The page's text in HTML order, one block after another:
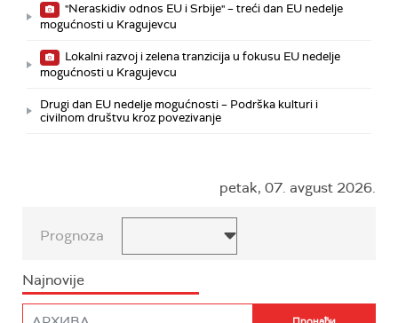
"Neraskidiv odnos EU i Srbije" – treći dan EU nedelje
mogućnosti u Kragujevcu
Lokalni razvoj i zelena tranzicija u fokusu EU nedelje
mogućnosti u Kragujevcu
Drugi dan EU nedelje mogućnosti – Podrška kulturi i
civilnom društvu kroz povezivanje
petak, 07. avgust 2026.
Prognoza
Najnovije